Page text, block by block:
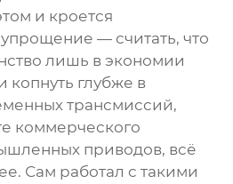
и кроется
— считать, что
лишь в экономии
копнуть глубже в
трансмиссий,
коммерческого
приводов, всё
Сам работал с такими